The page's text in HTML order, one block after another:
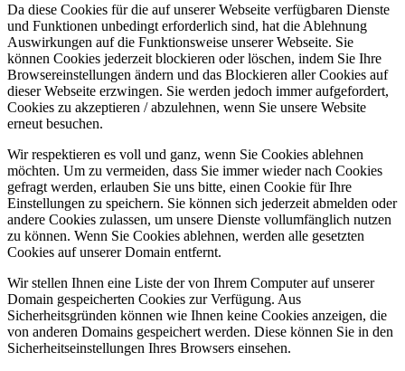
Da diese Cookies für die auf unserer Webseite verfügbaren Dienste
und Funktionen unbedingt erforderlich sind, hat die Ablehnung
Auswirkungen auf die Funktionsweise unserer Webseite. Sie
können Cookies jederzeit blockieren oder löschen, indem Sie Ihre
Browsereinstellungen ändern und das Blockieren aller Cookies auf
dieser Webseite erzwingen. Sie werden jedoch immer aufgefordert,
Cookies zu akzeptieren / abzulehnen, wenn Sie unsere Website
erneut besuchen.
Wir respektieren es voll und ganz, wenn Sie Cookies ablehnen
möchten. Um zu vermeiden, dass Sie immer wieder nach Cookies
gefragt werden, erlauben Sie uns bitte, einen Cookie für Ihre
Einstellungen zu speichern. Sie können sich jederzeit abmelden oder
andere Cookies zulassen, um unsere Dienste vollumfänglich nutzen
zu können. Wenn Sie Cookies ablehnen, werden alle gesetzten
Cookies auf unserer Domain entfernt.
Wir stellen Ihnen eine Liste der von Ihrem Computer auf unserer
Domain gespeicherten Cookies zur Verfügung. Aus
Sicherheitsgründen können wie Ihnen keine Cookies anzeigen, die
von anderen Domains gespeichert werden. Diese können Sie in den
Sicherheitseinstellungen Ihres Browsers einsehen.